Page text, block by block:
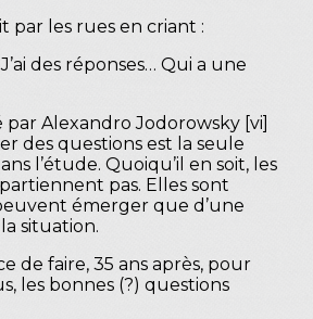
par les rues en criant :
des réponses… Qui a une
Alexandro Jodorowsky [vi]
des questions est la seule
l’étude. Quoiqu’il en soit, les
pas. Elles sont
émerger que d’une
situation.
de faire, 35 ans après, pour
les bonnes (?) questions